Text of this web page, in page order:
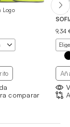
Logo
comparar
9,34